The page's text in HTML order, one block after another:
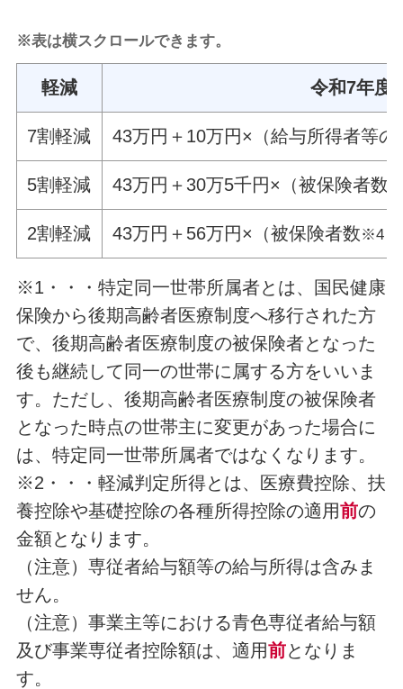
※表は横スクロールできます。
軽減 令和7年度
7割軽減 43万円＋10万円×（給与所得者等の
5割軽減 43万円＋30万5千円×（被保険者数
2割軽減 43万円＋56万円×（被保険者数※4
※1・・・特定同一世帯所属者とは、国民健康
保険から後期高齢者医療制度へ移行された方
で、後期高齢者医療制度の被保険者となった
後も継続して同一の世帯に属する方をいいま
す。ただし、後期高齢者医療制度の被保険者
となった時点の世帯主に変更があった場合に
は、特定同一世帯所属者ではなくなります。
※2・・・軽減判定所得とは、医療費控除、扶
養控除や基礎控除の各種所得控除の適用前の
金額となります。
（注意）専従者給与額等の給与所得は含みま
せん。
（注意）事業主等における青色専従者給与額
及び事業専従者控除額は、適用前となりま
す。